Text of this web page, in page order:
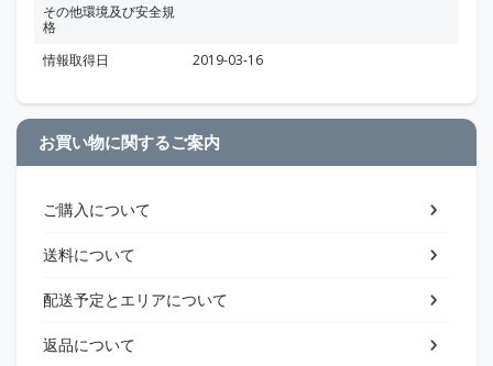
その他環境及び安全規
格
情報取得日
2019-03-16
お買い物に関するご案内
ご購入について
送料について
配送予定とエリアについて
返品について